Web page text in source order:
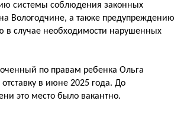
системы соблюдения законных
Вологодчине, а также предупреждению
в случае необходимости нарушенных
по правам ребенка Ольга
в июне 2025 года. До
это место было вакантно.